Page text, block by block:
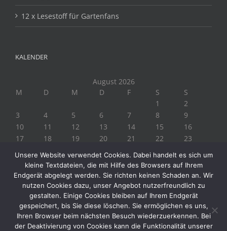
12 x Lesestoff für Gartenfans
KALENDER
August 2026
M
D M D F S
S
1
2
3
4 5 6 7 8
9
10
11 12 13 14 15
16
17
18 19 20 21 22
23
« Juli
Unsere Website verwendet Cookies. Dabei handelt es sich um
kleine Textdateien, die mit Hilfe des Browsers auf Ihrem
Endgerät abgelegt werden. Sie richten keinen Schaden an. Wir
nutzen Cookies dazu, unser Angebot nutzerfreundlich zu
gestalten. Einige Cookies bleiben auf Ihrem Endgerät
gespeichert, bis Sie diese löschen. Sie ermöglichen es uns,
Ihren Browser beim nächsten Besuch wiederzuerkennen. Bei
der Deaktivierung von Cookies kann die Funktionalität unserer